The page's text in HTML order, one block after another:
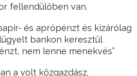
fellendülőben van.
és aprópénzt és kizárólag
bankon keresztül
nem lenne menekvés”
a volt közgazdász.